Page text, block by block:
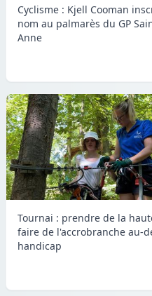
Cyclisme : Kjell Cooman
nom au palmarès du GP
Anne
Tournai : prendre de la
faire de l'accrobranche au-
handicap